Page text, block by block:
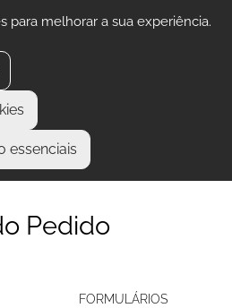
para melhorar a sua experiência.
essenciais
Pedido
FORMULÁRIOS